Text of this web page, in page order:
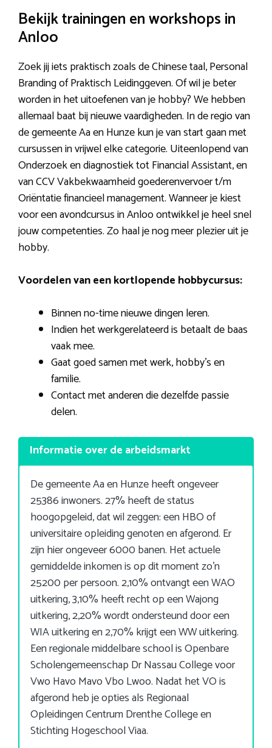
Bekijk trainingen en workshops in
Anloo
Zoek jij iets praktisch zoals de Chinese taal, Personal
Branding of Praktisch Leidinggeven. Of wil je beter
worden in het uitoefenen van je hobby? We hebben
allemaal baat bij nieuwe vaardigheden. In de regio van
de gemeente Aa en Hunze kun je van start gaan met
cursussen in vrijwel elke categorie. Uiteenlopend van
Onderzoek en diagnostiek tot Financial Assistant, en
van CCV Vakbekwaamheid goederenvervoer t/m
Oriëntatie financieel management. Wanneer je kiest
voor een avondcursus in Anloo ontwikkel je heel snel
jouw competenties. Zo haal je nog meer plezier uit je
hobby.
Voordelen van een kortlopende hobbycursus:
Binnen no-time nieuwe dingen leren.
Indien het werkgerelateerd is betaalt de baas
vaak mee.
Gaat goed samen met werk, hobby’s en
familie.
Contact met anderen die dezelfde passie
delen.
Informatie over de arbeidsmarkt
De gemeente Aa en Hunze heeft ongeveer
25386 inwoners. 27% heeft de status
hoogopgeleid, dat wil zeggen: een HBO of
universitaire opleiding genoten en afgerond. Er
zijn hier ongeveer 6000 banen. Het actuele
gemiddelde inkomen is op dit moment zo’n
25200 per persoon. 2,10% ontvangt een WAO
uitkering, 3,10% heeft recht op een Wajong
uitkering, 2,20% wordt ondersteund door een
WIA uitkering en 2,70% krijgt een WW uitkering.
Een regionale middelbare school is Openbare
Scholengemeenschap Dr Nassau College voor
Vwo Havo Mavo Vbo Lwoo. Nadat het VO is
afgerond heb je opties als Regionaal
Opleidingen Centrum Drenthe College en
Stichting Hogeschool Viaa.